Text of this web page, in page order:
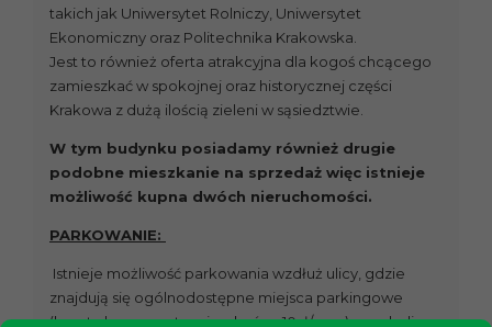
takich jak Uniwersytet Rolniczy, Uniwersytet
Ekonomiczny oraz Politechnika Krakowska.
Jest to również oferta atrakcyjna dla kogoś chcącego
zamieszkać w spokojnej oraz historycznej części
Krakowa z dużą ilością zieleni w sąsiedztwie.
W tym budynku posiadamy również drugie
podobne mieszkanie na sprzedaż więc istnieje
możliwość kupna dwóch nieruchomości.
PARKOWANIE:
Istnieje możliwość parkowania wzdłuż ulicy, gdzie
znajdują się ogólnodostępne miejsca parkingowe
(koszt abonamentu mieszkańca 10zł/msc.) – w okolicy